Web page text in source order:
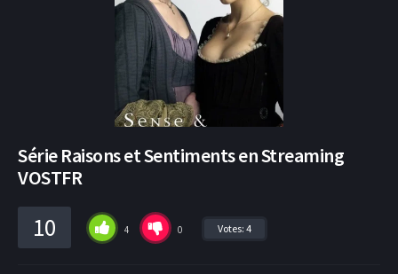
Série Raisons et Sentiments en Streaming
VOSTFR
10 4 0 Votes: 4